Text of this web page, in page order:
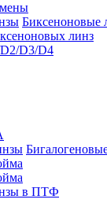
Биксеноновые
линз
D3/D4
в ПТФ